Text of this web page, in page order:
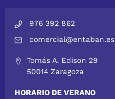
976 392 862
comercial@entaban.es
Tomás A. Edison 29
50014 Zaragoza
HORARIO DE VERANO